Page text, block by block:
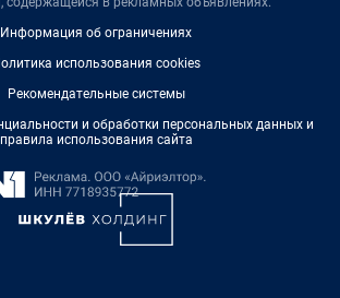
Информация об ограничениях
использования cookies
Рекомендательные системы
и обработки персональных данных и
правила использования сайта